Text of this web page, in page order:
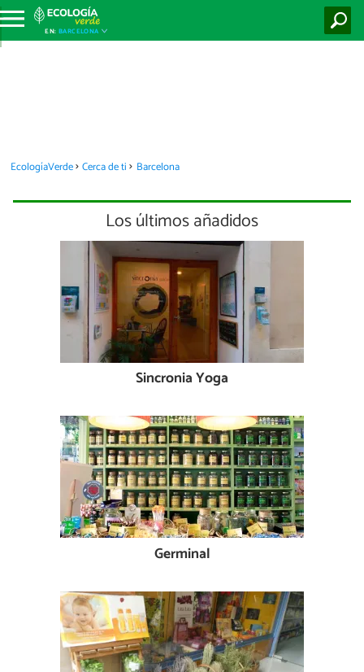
EN: BARCELONA
EcologíaVerde Cerca de ti Barcelona
Los últimos añadidos
Sincronia Yoga
Germinal